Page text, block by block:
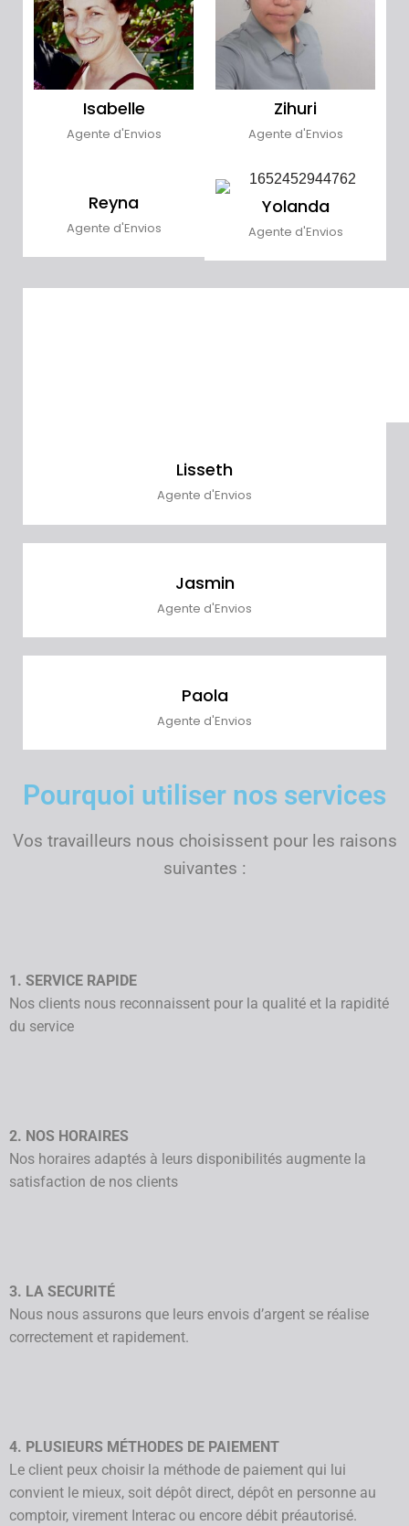
Isabelle
Agente d'Envios
Zihuri
Agente d'Envios
Reyna
Agente d'Envios
Yolanda
Agente d'Envios
Lisseth
Agente d'Envios
Jasmin
Agente d'Envios
Paola
Agente d'Envios
Pourquoi utiliser nos services
Vos travailleurs nous choisissent pour les raisons
suivantes :
1. SERVICE RAPIDE
Nos clients nous reconnaissent pour la qualité et la rapidité
du service
2. NOS HORAIRES
Nos horaires adaptés à leurs disponibilités augmente la
satisfaction de nos clients
3. LA SECURITÉ
Nous nous assurons que leurs envois d’argent se réalise
correctement et rapidement.
4. PLUSIEURS MÉTHODES DE PAIEMENT
Le client peux choisir la méthode de paiement qui lui
convient le mieux, soit dépôt direct, dépôt en personne au
comptoir, virement Interac ou encore débit préautorisé.